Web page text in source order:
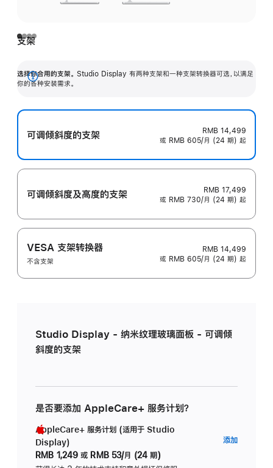
支架
选择你合用的支架。 Studio Display 有两种支架和一种支架转换器可选，以满足
你的各种安装需求。
展
可调倾斜度的支架
RMB 14,499
或 RMB 605/月 (24 期) 起
可调倾斜度及高‍度的支‍架
RMB 17,499
或 RMB 730/月 (24 期) 起
VESA 支架转换器
不含支架
RMB 14,499
或 RMB 605/月 (24 期) 起
Studio Display - 纳米纹理玻璃面板 - 可调倾
斜度的支架
是否要添加 AppleCare+ 服务计划？
AppleCare+ 服务计划 (适用于 Studio
Display)
RMB 1,249 或 RMB 53/月 (24 期)
添加